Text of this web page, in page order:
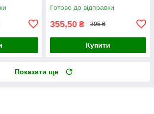
Готово до відправки
355,50 ₴ 395 ₴
Купити
Показати ще